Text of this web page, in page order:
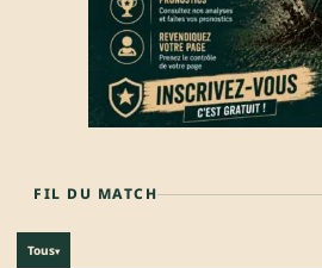
FIL DU MATCH
Tous▾